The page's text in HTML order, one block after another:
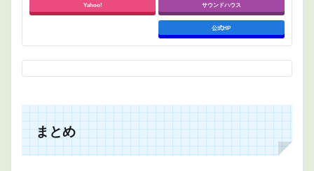
Yahoo! サウンドハウス
公式HP
まとめ